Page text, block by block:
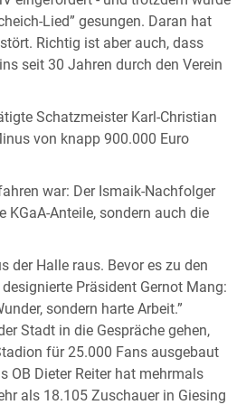
Lied” gesungen. Daran hat
Richtig ist aber auch, dass
seit 30 Jahren durch den Verein
Schatzmeister Karl-Christian
von knapp 900.000 Euro
war: Der Ismaik-Nachfolger
KGaA-Anteile, sondern auch die
der Halle raus. Bevor es zu den
Präsident Gernot Mang:
sondern harte Arbeit.”
Stadt in die Gespräche gehen,
für 25.000 Fans ausgebaut
OB Dieter Reiter hat mehrmals
als 18.105 Zuschauer in Giesing